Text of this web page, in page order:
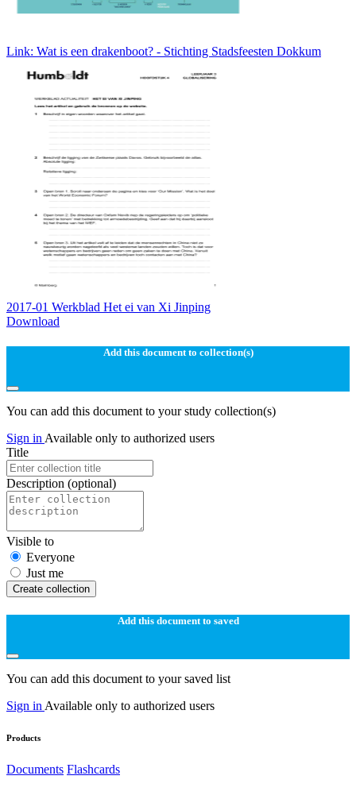
Link: Wat is een drakenboot? - Stichting Stadsfeesten Dokkum
2017-01 Werkblad Het ei van Xi Jinping
Download
Add this document to collection(s)
You can add this document to your study collection(s)
Sign in Available only to authorized users
Title
Description (optional)
Visible to
Everyone
Just me
Create collection
Add this document to saved
You can add this document to your saved list
Sign in Available only to authorized users
Products
Documents Flashcards